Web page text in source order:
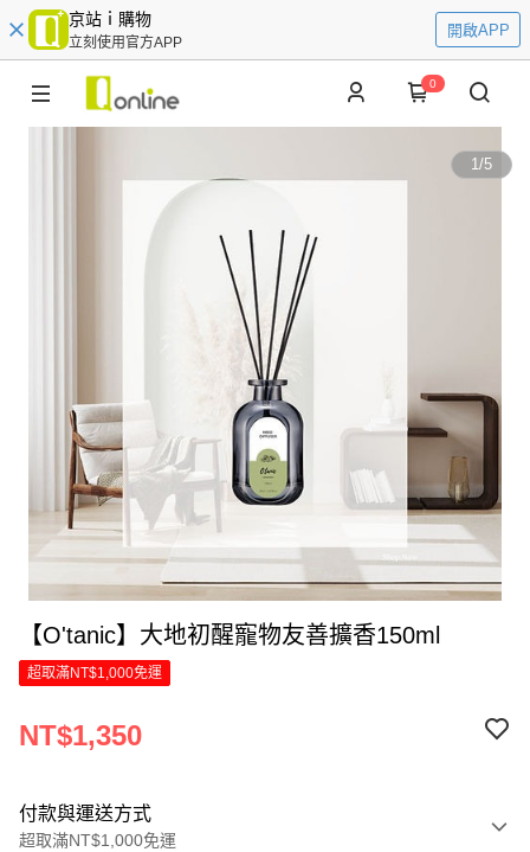
京站ｉ購物
立刻使用官方APP
開啟APP
0
1/5
【O'tanic】大地初醒寵物友善擴香150ml
超取滿NT$1,000免運
NT$1,350
付款與運送方式
超取滿NT$1,000免運